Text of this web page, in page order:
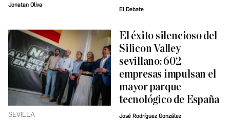
Jonatan Oliva
El Debate
SEVILLA
El éxito silencioso del
Silicon Valley
sevillano: 602
empresas impulsan el
mayor parque
tecnológico de España
José Rodríguez González